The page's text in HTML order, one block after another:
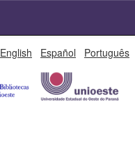
English Español Português